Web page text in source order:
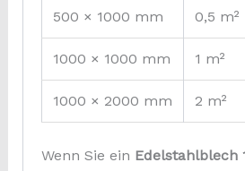
500 × 1000 mm 0,5 m²
1000 × 1000 mm 1 m²
1000 × 2000 mm 2 m²
Wenn Sie ein Edelstahlblech